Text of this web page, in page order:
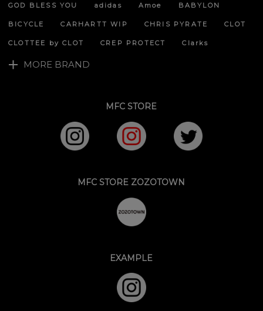
GOD BLESS YOU adidas Amoe BABYLON
BICYCLE CARHARTT WIP CHRIS PYRATE CLOT
CLOTTEE by CLOT CREP PROTECT Clarks
MORE BRAND
MFC STORE
MFC STORE ZOZOTOWN
EXAMPLE